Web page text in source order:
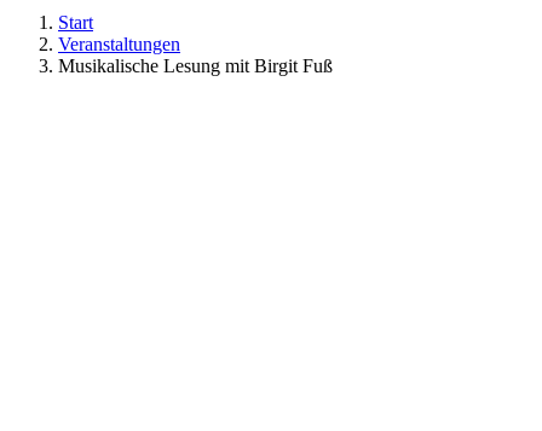
Start
Veranstaltungen
Musikalische Lesung mit Birgit Fuß